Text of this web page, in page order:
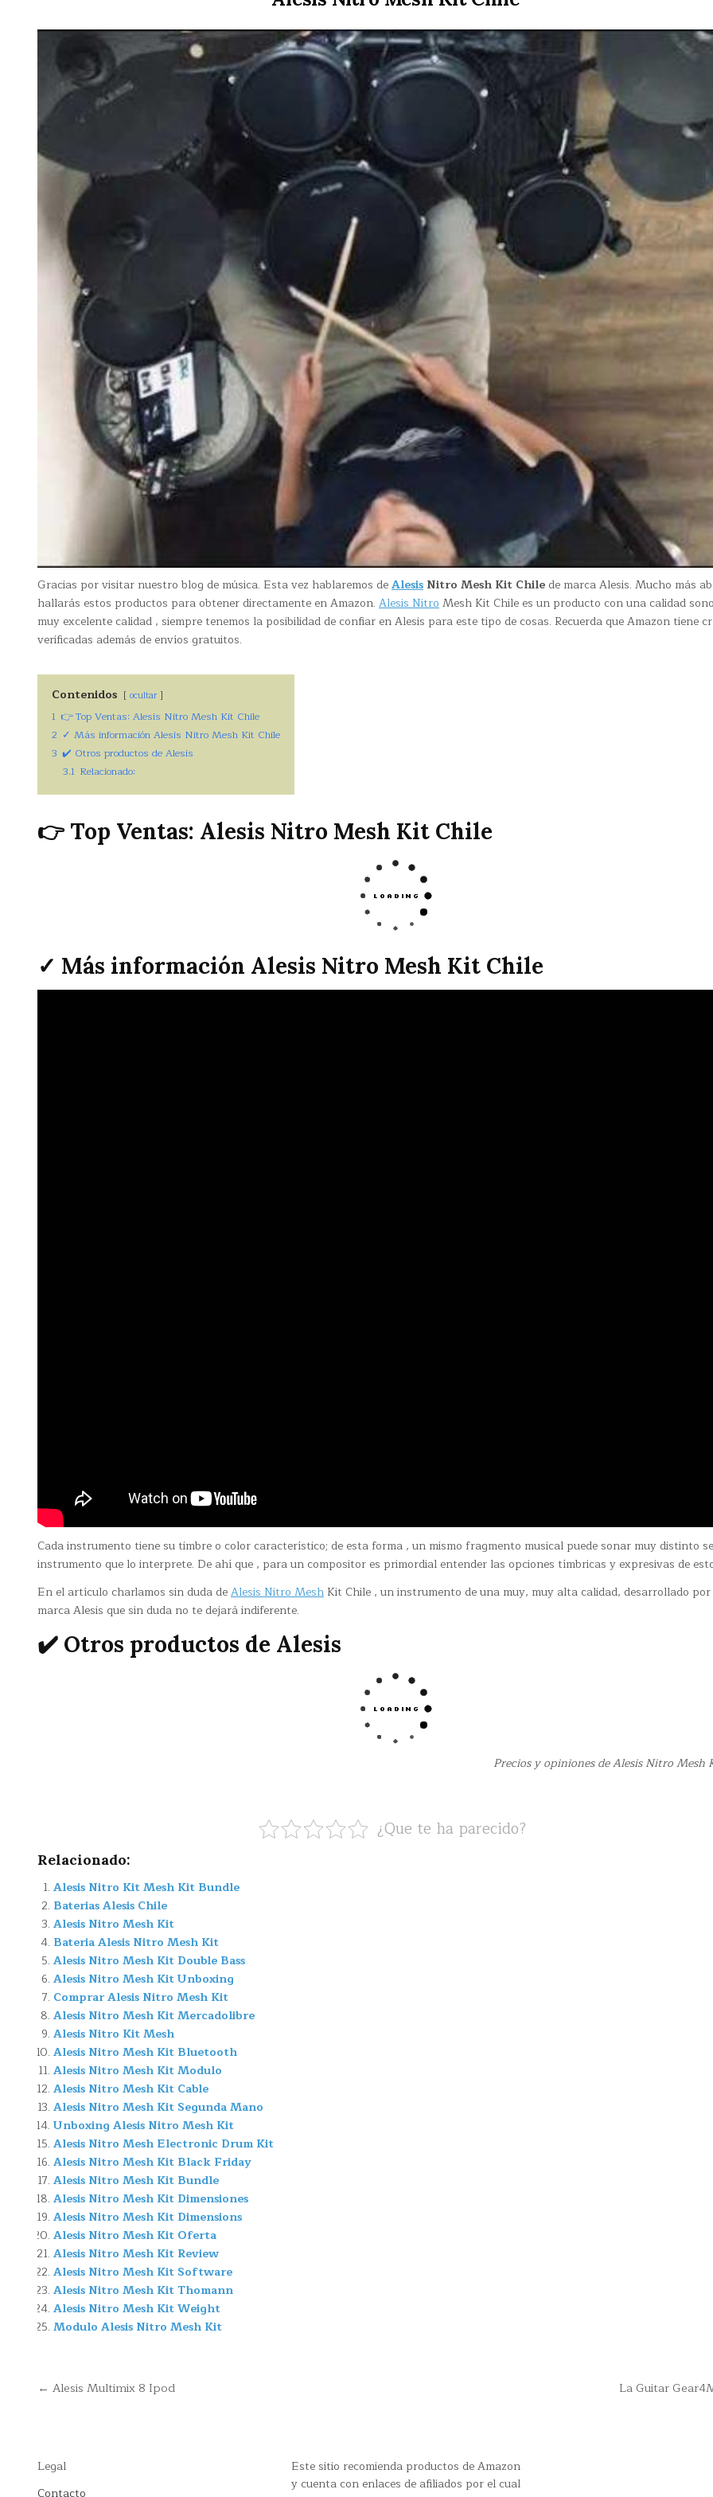
Gracias por visitar nuestro blog de música. Esta vez hablaremos deAlesis Nitro Mesh Kit Chile de marca Alesis. Mucho más
hallarás estos productos para obtener directamente en Amazon. Alesis NitroMesh Kit Chile es un producto con una calidad
muy excelente calidad , siempre tenemos la posibilidad de confiar en Alesis para este tipo de cosas. Recuerda que Amazon tiene
verificadas además de envíos gratuitos.
Contenidos ocultar
1 👉 Top Ventas: Alesis Nitro Mesh Kit Chile
2 ✓ Más información Alesis Nitro Mesh Kit Chile
3 ✔️ Otros productos de Alesis
3.1 Relacionado:
👉 Top Ventas: Alesis Nitro Mesh Kit Chile
✓ Más información Alesis Nitro Mesh Kit Chile
Cada instrumento tiene su timbre o color característico; de esta forma , un mismo fragmento musical puede sonar muy distinto
instrumento que lo interprete. De ahí que , para un compositor es primordial entender las opciones tímbricas y expresivas de
En el artículo charlamos sin duda deAlesis Nitro Mesh Kit Chile , un instrumento de una muy, muy alta calidad, desarrollado
marca Alesis que sin duda no te dejará indiferente.
✔️ Otros productos de Alesis
Precios y opiniones de Alesis Nitro Mesh
¿Que te ha parecido?
Relacionado:
Alesis Nitro Kit Mesh Kit Bundle
Baterias Alesis Chile
Alesis Nitro Mesh Kit
Bateria Alesis Nitro Mesh Kit
Alesis Nitro Mesh Kit Double Bass
Alesis Nitro Mesh Kit Unboxing
Comprar Alesis Nitro Mesh Kit
Alesis Nitro Mesh Kit Mercadolibre
Alesis Nitro Kit Mesh
Alesis Nitro Mesh Kit Bluetooth
Alesis Nitro Mesh Kit Modulo
Alesis Nitro Mesh Kit Cable
Alesis Nitro Mesh Kit Segunda Mano
Unboxing Alesis Nitro Mesh Kit
Alesis Nitro Mesh Electronic Drum Kit
Alesis Nitro Mesh Kit Black Friday
Alesis Nitro Mesh Kit Bundle
Alesis Nitro Mesh Kit Dimensiones
Alesis Nitro Mesh Kit Dimensions
Alesis Nitro Mesh Kit Oferta
Alesis Nitro Mesh Kit Review
Alesis Nitro Mesh Kit Software
Alesis Nitro Mesh Kit Thomann
Alesis Nitro Mesh Kit Weight
Modulo Alesis Nitro Mesh Kit
Navegación La Guitar
← Alesis Multimix 8 Ipod
Legal
Este sitio recomienda productos de Amazon
y cuenta con enlaces de afiliados por el cual